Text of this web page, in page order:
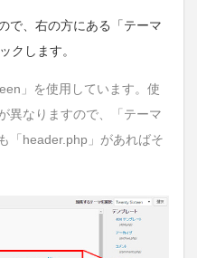
で、右の方にある「テーマ
クします。
」を使用しています。使
異なりますので、「テーマ
「header.php」があればそ